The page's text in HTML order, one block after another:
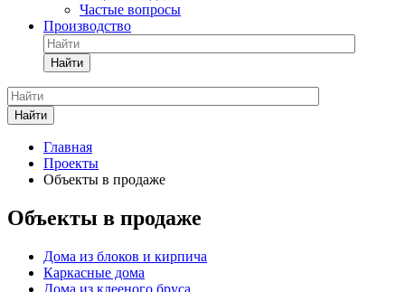
Частые вопросы
Производство
Найти
Найти
Главная
Проекты
Объекты в продаже
Объекты в продаже
Дома из блоков и кирпича
Каркасные дома
Дома из клееного бруса